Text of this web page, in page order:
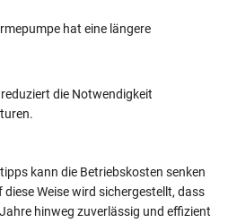
hat eine längere
die Notwendigkeit
kann die Betriebskosten senken
Weise wird sichergestellt, dass
hinweg zuverlässig und effizient